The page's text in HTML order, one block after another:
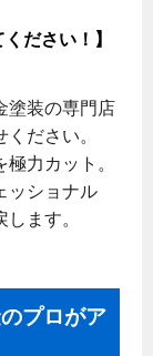
ださい！】
塗装の専門店
ださい。
力カット。
ッショナル
ます。
プロがア